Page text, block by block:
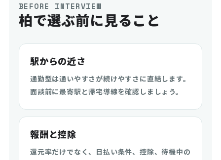
BEFORE INTERVIEW
柏で選ぶ前に見ること
駅からの近さ
通勤型は通いやすさが続けやすさに直結します。
面談前に最寄駅と帰宅導線を確認しましょう。
報酬と控除
還元率だけでなく、日払い条件、控除、待機中の